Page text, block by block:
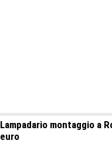
Lampadario montaggio a
euro